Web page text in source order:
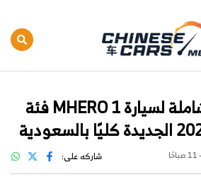
المواصفات الشاملة لسيارة MHERO 1 فئة
شاركه على: